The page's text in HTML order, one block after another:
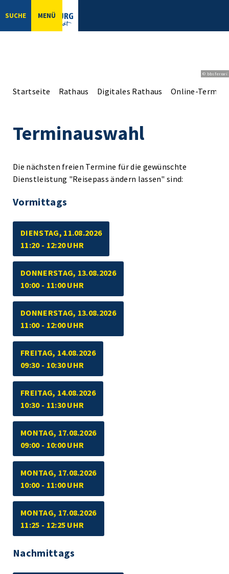
SUCHE MENÜ
© bbsferrari
Startseite Rathaus Digitales Rathaus Online-
Terminauswahl
Die nächsten freien Termine für die gewünschte
Dienstleistung "Reisepass ändern lassen" sind:
Vormittags
DIENSTAG, 11.08.2026
11:20 - 12:20 UHR
DONNERSTAG, 13.08.2026
10:00 - 11:00 UHR
DONNERSTAG, 13.08.2026
11:00 - 12:00 UHR
FREITAG, 14.08.2026
09:30 - 10:30 UHR
FREITAG, 14.08.2026
10:30 - 11:30 UHR
MONTAG, 17.08.2026
09:00 - 10:00 UHR
MONTAG, 17.08.2026
10:00 - 11:00 UHR
MONTAG, 17.08.2026
11:25 - 12:25 UHR
Nachmittags